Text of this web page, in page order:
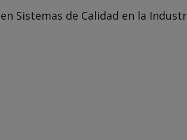
Sistemas de Calidad en la